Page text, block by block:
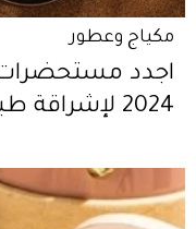
مكياج وعطور
اجدد مستحضرات
2024 لإشراقة طبيعية